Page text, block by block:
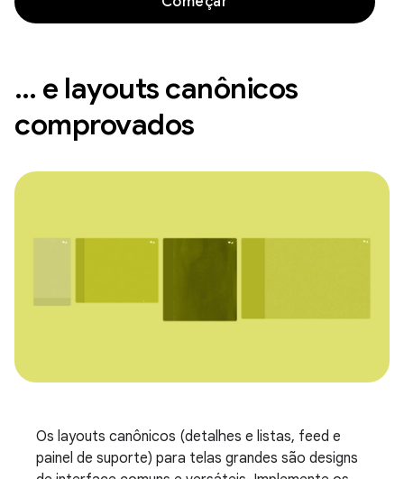
… e layouts canônicos
comprovados
Os layouts canônicos (detalhes e listas, feed e
painel de suporte) para telas grandes são designs